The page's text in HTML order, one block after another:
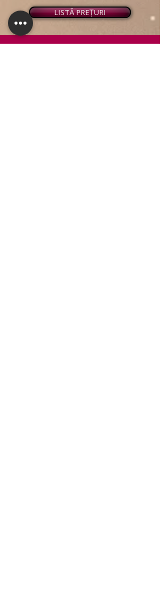
LISTĂ PREȚURI